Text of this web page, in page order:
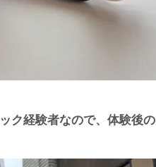
ク経験者なので、体験後の